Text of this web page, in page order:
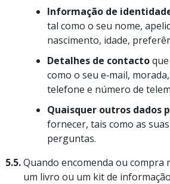
Informação de
tal como o seu nome,
nascimento, idade,
Detalhes de contacto
como o seu e‑mail,
telefone e número de
Quaisquer outros dados
fornecer, tais como as
perguntas.
5.5.Quando encomenda ou compra
um livro ou um kit de